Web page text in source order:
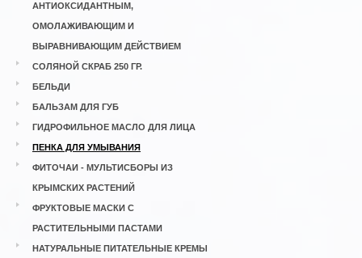
АНТИОКСИДАНТНЫМ,
ОМОЛАЖИВАЮЩИМ И
ВЫРАВНИВАЮЩИМ ДЕЙСТВИЕМ
СОЛЯНОЙ СКРАБ 250 ГР.
БЕЛЬДИ
БАЛЬЗАМ ДЛЯ ГУБ
ГИДРОФИЛЬНОЕ МАСЛО ДЛЯ ЛИЦА
ПЕНКА ДЛЯ УМЫВАНИЯ
ФИТОЧАИ - МУЛЬТИСБОРЫ ИЗ
КРЫМСКИХ РАСТЕНИЙ
ФРУКТОВЫЕ МАСКИ С
РАСТИТЕЛЬНЫМИ ПАСТАМИ
НАТУРАЛЬНЫЕ ПИТАТЕЛЬНЫЕ КРЕМЫ